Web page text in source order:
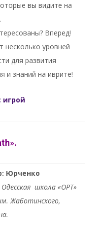
вы видите на
Вперед!
несколько уровней
для развития
и знаний на иврите!
игрой
Юрченко
Oдесская школа «ОРТ»
Жаботинского,